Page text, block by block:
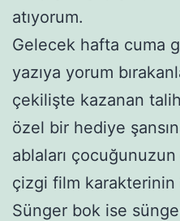
atıyorum.
Gelecek hafta cuma
yazıya yorum
çekilişte kazanan
özel bir hediye
ablaları
çizgi film
Sünger bok ise